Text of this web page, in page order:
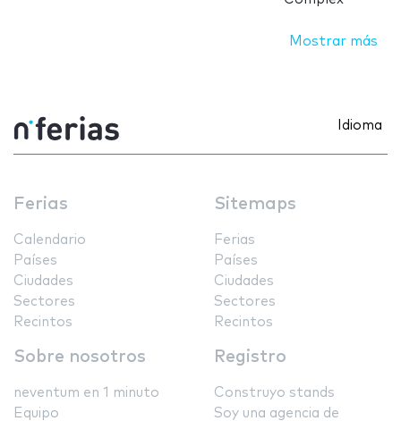
Mostrar más
Idioma
Ferias
Calendario
Países
Ciudades
Sectores
Recintos
Sitemaps
Ferias
Países
Ciudades
Sectores
Recintos
Sobre nosotros
neventum en 1 minuto
Equipo
Registro
Construyo stands
Soy una agencia de